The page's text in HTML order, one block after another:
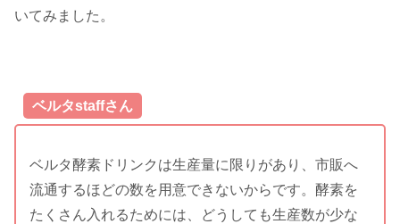
いてみました。
ベルタstaffさん
ベルタ酵素ドリンクは生産量に限りがあり、市販へ
流通するほどの数を用意できないからです。酵素を
たくさん入れるためには、どうしても生産数が少な